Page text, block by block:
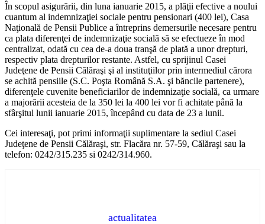
În scopul asigurării, din luna ianuarie 2015, a plăţii efective a noului
cuantum al indemnizaţiei sociale pentru pensionari (400 lei), Casa
Naţională de Pensii Publice a întreprins demersurile necesare pentru
ca plata diferenţei de indemnizaţie socială să se efectueze în mod
centralizat, odată cu cea de-a doua tranşă de plată a unor drepturi,
respectiv plata drepturilor restante. Astfel, cu sprijinul Casei
Judeţene de Pensii Călăraşi şi al instituţiilor prin intermediul cărora
se achită pensiile (S.C. Poşta Română S.A. şi băncile partenere),
diferenţele cuvenite beneficiarilor de indemnizaţie socială, ca urmare
a majorării acesteia de la 350 lei la 400 lei vor fi achitate până la
sfârşitul lunii ianuarie 2015, începând cu data de 23 a lunii.
Cei interesaţi, pot primi informaţii suplimentare la sediul Casei
Judeţene de Pensii Călăraşi, str. Flacăra nr. 57-59, Călăraşi sau la
telefon: 0242/315.235 si 0242/314.960.
actualitatea